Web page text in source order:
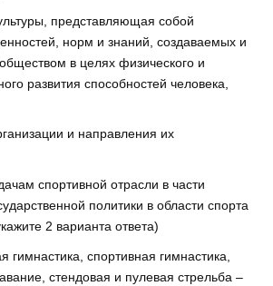
представляющая собой
норм и знаний, создаваемых и
в целях физического и
развития способностей человека,
и направления их
спортивной отрасли в части
политики в области спорта
2 варианта ответа)
гимнастика, спортивная гимнастика,
стендовая и пулевая стрельба –